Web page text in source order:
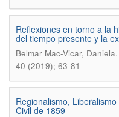
Reflexiones en torno a la
del tiempo presente y la
Belmar Mac-Vicar, Daniela.
40 (2019); 63-81
Regionalismo,
Civil de 1859